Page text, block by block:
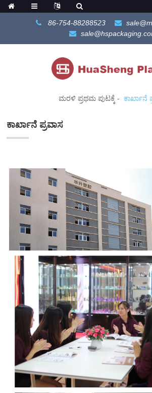
86-754-88288523
ಮರಳಿ ಪ್ರಥಮ ಪುಟಕ್ಕೆ ಕಾರ್ಖಾನೆ
ಕಾರ್ಖಾನೆ ಪ್ರವಾಸ